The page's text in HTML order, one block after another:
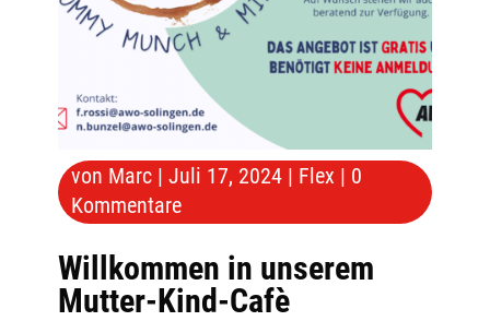
Willkommen in unserem
Mutter-Kind-Cafè
von Marc| Juli 17, 2024| Flex | 0
Kommentare